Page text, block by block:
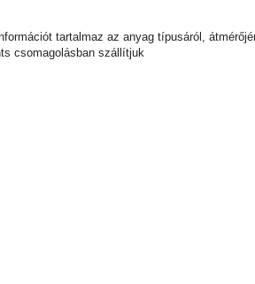
tartalmaz az anyag típusáról,
csomagolásban szállítjuk